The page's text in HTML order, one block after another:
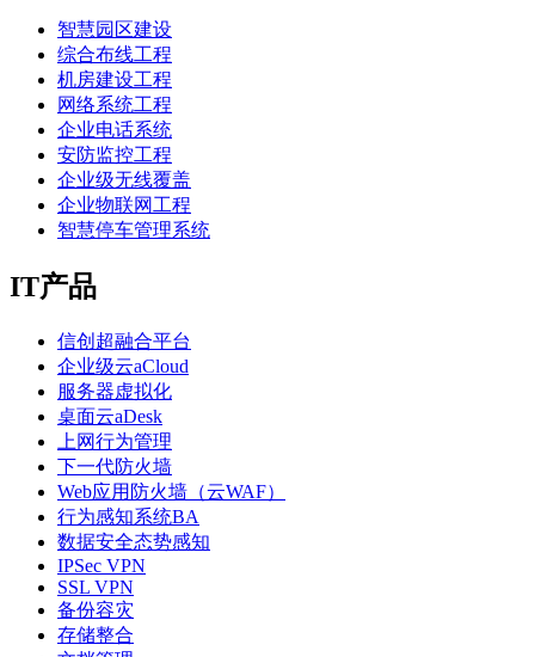
智慧园区建设
综合布线工程
机房建设工程
网络系统工程
企业电话系统
安防监控工程
企业级无线覆盖
企业物联网工程
智慧停车管理系统
IT产品
信创超融合平台
企业级云aCloud
服务器虚拟化
桌面云aDesk
上网行为管理
下一代防火墙
Web应用防火墙（云WAF）
行为感知系统BA
数据安全态势感知
IPSec VPN
SSL VPN
备份容灾
存储整合